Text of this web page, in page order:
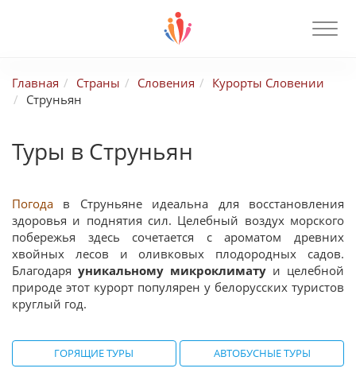
Главная Страны Словения
Курорты Словении
Струньян
Туры в Струньян
Погода в Струньяне идеальна для восстановления
здоровья и поднятия сил. Целебный воздух морского
побережья здесь сочетается с ароматом древних
хвойных лесов и оливковых плодородных садов.
Благодаря уникальному микроклимату и целебной
природе этот курорт популярен у белорусских туристов
круглый год.
ГОРЯЩИЕ ТУРЫ АВТОБУСНЫЕ ТУРЫ